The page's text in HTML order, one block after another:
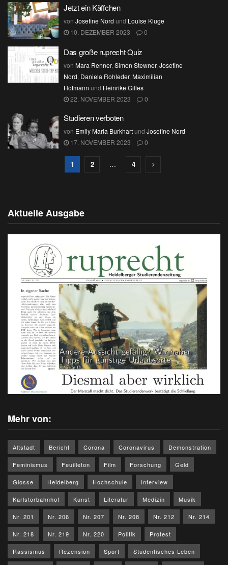
Jetzt ein Käffchen
von Josefine Nord und Louise Kluge
10. DEZEMBER 2023
0
Das große ruprecht Quiz
von Mara Renner, Simon Stewner, Josefine
Nord, Daniela Rohleder, Maximilian
Hofmann und Heinrike Gilles
22. NOVEMBER 2023
0
Studieren verboten
von Emily Maria Burkhartund Josefine Nord
17. NOVEMBER 2023
0
1 2 … 4
Aktuelle Ausgabe
Mehr von:
Altstadt Bericht Corona Coronavirus Demonstration
Feminismus Feuilleton Film Forschung Geld
Glosse Heidelberg Hochschule Interview
Karlstorbahnhof Kunst Literatur Medizin Musik
Nr. 201 Nr. 206 Nr. 207 Nr. 208 Nr. 212 Nr. 214
Nr. 218 Nr. 219 Nr. 220 Politik Protest
Rassismus Rezension Sport Studentisches Leben